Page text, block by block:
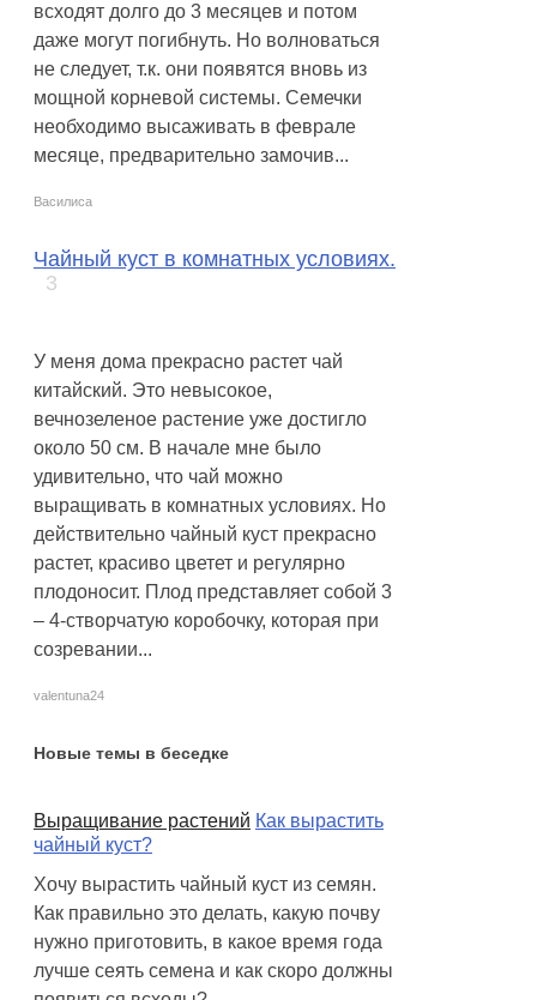
всходят долго до 3 месяцев и потом
даже могут погибнуть. Но волноваться
не следует, т.к. они появятся вновь из
мощной корневой системы. Семечки
необходимо высаживать в феврале
месяце, предварительно замочив...
Василиса
Чайный куст в комнатных условиях.
3
У меня дома прекрасно растет чай
китайский. Это невысокое,
вечнозеленое растение уже достигло
около 50 см. В начале мне было
удивительно, что чай можно
выращивать в комнатных условиях. Но
действительно чайный куст прекрасно
растет, красиво цветет и регулярно
плодоносит. Плод представляет собой 3
– 4-створчатую коробочку, которая при
созревании...
valentuna24
Новые темы в беседке
Выращивание растений Как вырастить
чайный куст?
Хочу вырастить чайный куст из семян.
Как правильно это делать, какую почву
нужно приготовить, в какое время года
лучше сеять семена и как скоро должны